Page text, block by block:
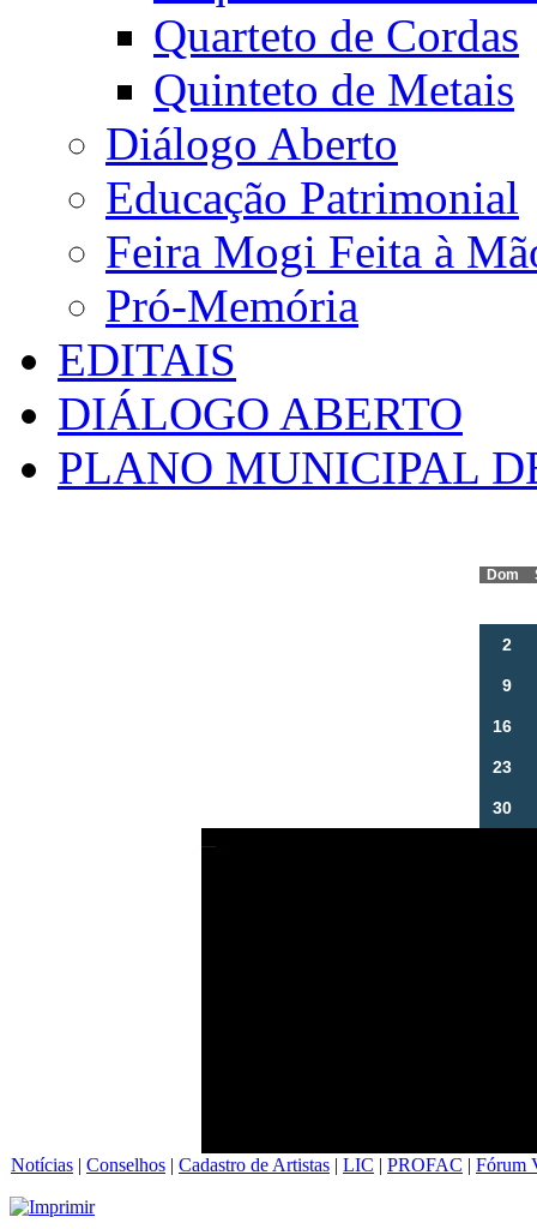
Quarteto de Cordas
Quinteto de Metais
Diálogo Aberto
Educação Patrimonial
Feira Mogi Feita à
Pró-Memória
EDITAIS
DIÁLOGO ABERTO
PLANO MUNICIPAL
Dom
2
9
16
23
30
Notícias | Conselhos | Cadastro de Artistas | LIC | PROFAC | Fórum